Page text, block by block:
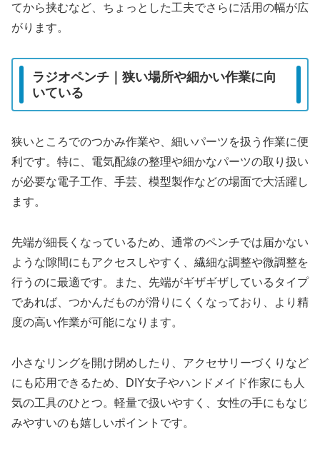
てから挟むなど、ちょっとした工夫でさらに活用の幅が広
がります。
ラジオペンチ｜狭い場所や細かい作業に向
いている
狭いところでのつかみ作業や、細いパーツを扱う作業に便
利です。特に、電気配線の整理や細かなパーツの取り扱い
が必要な電子工作、手芸、模型製作などの場面で大活躍し
ます。
先端が細長くなっているため、通常のペンチでは届かない
ような隙間にもアクセスしやすく、繊細な調整や微調整を
行うのに最適です。また、先端がギザギザしているタイプ
であれば、つかんだものが滑りにくくなっており、より精
度の高い作業が可能になります。
小さなリングを開け閉めしたり、アクセサリーづくりなど
にも応用できるため、DIY女子やハンドメイド作家にも人
気の工具のひとつ。軽量で扱いやすく、女性の手にもなじ
みやすいのも嬉しいポイントです。